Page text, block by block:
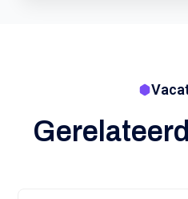
Gerelateerd